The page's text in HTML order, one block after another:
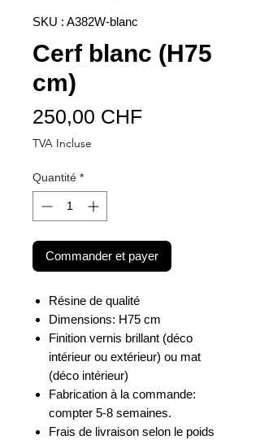
SKU : A382W-blanc
Cerf blanc (H75
cm)
250,00 CHFPrix
TVA Incluse
Quantité *
Commander et payer
Résine de qualité
Dimensions: H75 cm
Finition vernis brillant (déco
intérieur ou extérieur) ou mat
(déco intérieur)
Fabrication à la commande:
compter 5-8 semaines.
Frais de livraison selon le poids